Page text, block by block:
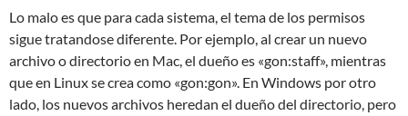
Lo malo es que para cada sistema, el tema de los permisos
sigue tratandose diferente. Por ejemplo, al crear un nuevo
archivo o directorio en Mac, el dueño es «gon:staff», mientras
que en Linux se crea como «gon:gon». En Windows por otro
lado, los nuevos archivos heredan el dueño del directorio, pero